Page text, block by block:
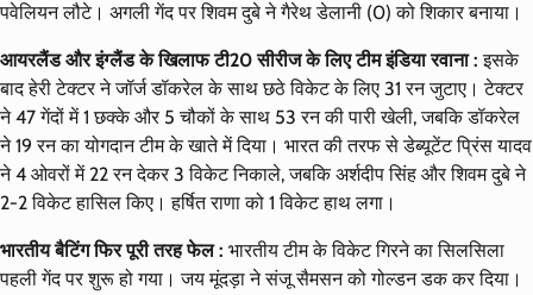
पवेलियन लौटे। अगली गेंद पर शिवम दुबे ने गैरेथ डेलानी (0) को शिकार बनाया।
आयरलैंड और इंग्लैंड के खिलाफ टी20 सीरीज के लिए टीम इंडिया रवाना :इसके
बाद हेरी टेक्टर ने जॉर्ज डॉकरेल के साथ छठे विकेट के लिए 31 रन जुटाए। टेक्टर
ने 47 गेंदों में 1 छक्के और 5 चौकों के साथ 53 रन की पारी खेली, जबकि डॉकरेल
ने 19 रन का योगदान टीम के खाते में दिया। भारत की तरफ से डेब्यूटेंट प्रिंस यादव
ने 4 ओवरों में 22 रन देकर 3 विकेट निकाले, जबकि अर्शदीप सिंह और शिवम दुबे ने
2-2 विकेट हासिल किए। हर्षित राणा को 1 विकेट हाथ लगा।
भारतीय बैटिंग फिर पूरी तरह फेल : भारतीय टीम के विकेट गिरने का सिलसिला
पहली गेंद पर शुरू हो गया। जय मूंदड़ा ने संजू सैमसन को गोल्डन डक कर दिया।